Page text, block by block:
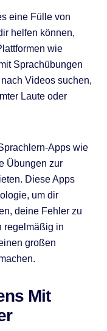
eine Fülle von
helfen können,
wie
Sprachübungen
Videos suchen,
Laute oder
Apps wie
Übungen zur
Diese Apps
um dir
deine Fehler zu
regelmäßig in
großen
Mit